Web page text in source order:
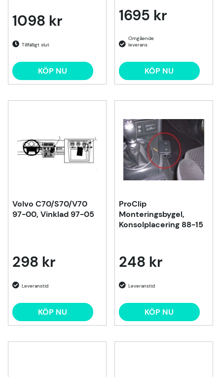
1098 kr
Tillfälligt slut
KÖP NU
1695 kr
KÖP NU
Volvo C70/S70/V70
97-00, Vinklad 97-05
298 kr
KÖP NU
ProClip
Monteringsbygel,
Konsolplacering 88-15
248 kr
KÖP NU